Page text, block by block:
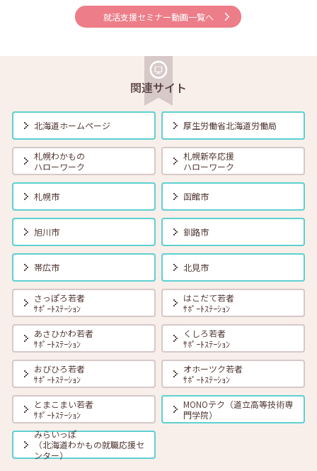
【オンライン】8月7日（金）こころの健康セルフケア 14:00～14:30
【オンライン】8月13日（木）就職活動のススメ方 14:00～14:30
2026年08月01日(土) セミナー 在職者 学生 求職者
【帯広・対面】8月17日（月）就勝塾 自己分析 ～自分を知って就職活
動～ 14:00～14:40
2026年08月01日(土) セミナー 在職者 学生 求職者
【オンライン】8月18日（火） 転職前に知っておきたい「部下力」ア
ップセミナー～新しい職場で無理なくキャッチアップするためのコミ
ュニケーション術～ 14:00～14:45 定員40名
2026年08月01日(土) 在職者 学生
【函館・対面】8月19日（水）就勝塾 タイプ別「対人ストレス」を減
らす方法 13:30～14:30
2026年08月01日(土) 在職者 学生
【釧路・対面】8月20日（木）就勝塾 いまさら聞けないビジネスマナ
ー 13:30～14:30
2026年08月01日(土) 在職者 学生 求職者
【オンライン】8月20日（木）ビジネスコミュニケーション 報・連・
相 14:00～14:30
就活支援セミナー動画一覧へ
関連サイト
北海道ホームページ 厚生労働省北海道労働局
札幌わかもの
ハローワーク
札幌新卒応援
ハローワーク
札幌市 函館市
旭川市 釧路市
帯広市 北見市
さっぽろ若者
ｻﾎﾟｰﾄｽﾃｰｼｮﾝ
はこだて若者
ｻﾎﾟｰﾄｽﾃｰｼｮﾝ
あさひかわ若者
ｻﾎﾟｰﾄｽﾃｰｼｮﾝ
くしろ若者
ｻﾎﾟｰﾄｽﾃｰｼｮﾝ
おびひろ若者
ｻﾎﾟｰﾄｽﾃｰｼｮﾝ
オホーツク若者
ｻﾎﾟｰﾄｽﾃｰｼｮﾝ
とまこまい若者
ｻﾎﾟｰﾄｽﾃｰｼｮﾝ
MONOテク（道立高等技術専
門学院）
みらいっぽ
（北海道わかもの就職応援セ
ンター）